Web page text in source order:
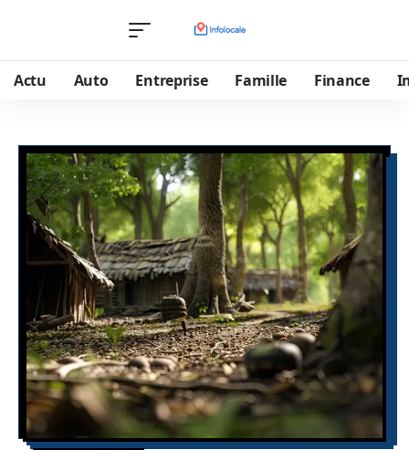
Actu Auto Entreprise Famille Finance